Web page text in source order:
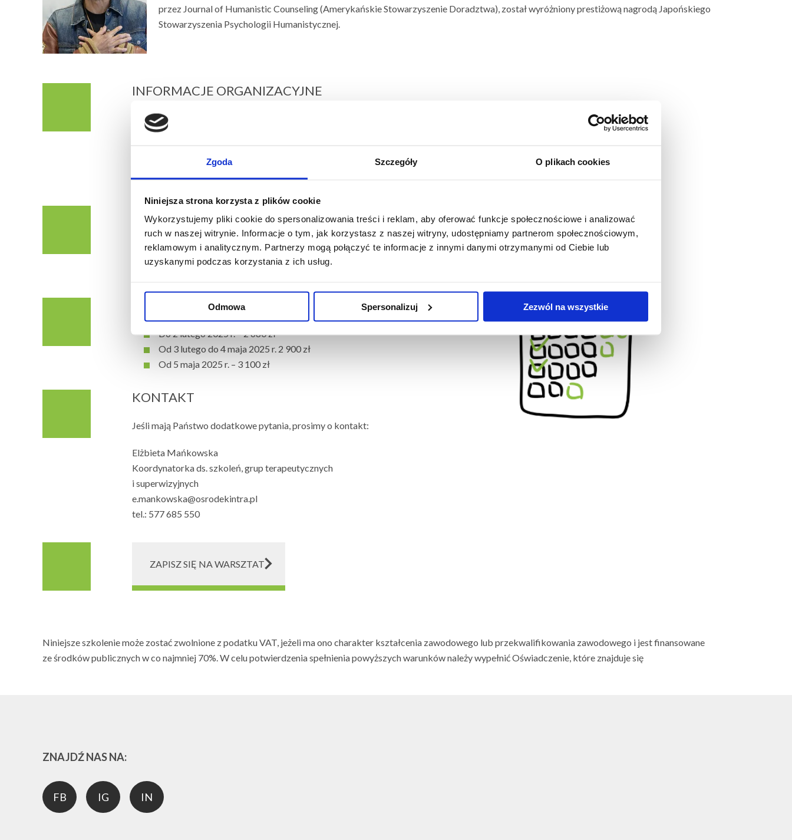
Zgoda Szczegóły O plikach cookies
Niniejsza strona korzysta z plików cookie
Wykorzystujemy pliki cookie do spersonalizowania treści i reklam, aby oferować funkcje społecznościowe i analizować
ruch w naszej witrynie. Informacje o tym, jak korzystasz z naszej witryny, udostępniamy partnerom społecznościowym,
reklamowym i analitycznym. Partnerzy mogą połączyć te informacje z innymi danymi otrzymanymi od Ciebie lub
uzyskanymi podczas korzystania z ich usług.
Odmowa Spersonalizuj Zezwól na wszystkie
przez Journal of Humanistic Counseling (Amerykańskie Stowarzyszenie Doradztwa), został wyróżniony prestiżową nagrodą Japońskiego
Stowarzyszenia Psychologii Humanistycznej.
INFORMACJE ORGANIZACYJNE
Warsztat będzie odbywał się stacjonarnie w siedzibie
Ośrodka Intra przy ulicy Bajana 40.
Podczas zajęć przewidziana jest praca w małych,
kilkuosobowych grupach.
TERMIN
1-3 lipca 2025 r. (wtorek-czwartek).
Zajęcia będą odbywać się w godzinach 9:30 -17:30
Do 2 lutego 2025 r. – 2 680 zł
Od 3 lutego do 4 maja 2025 r. 2 900 zł
Od 5 maja 2025 r. – 3 100 zł
KONTAKT
Jeśli mają Państwo dodatkowe pytania, prosimy o kontakt:
Elżbieta Mańkowska
Koordynatorka ds. szkoleń, grup terapeutycznych
i superwizyjnych
e.mankowska@osrodekintra.pl
tel.: 577 685 550
ZAPISZ SIĘ NA WARSZTAT
Niniejsze szkolenie może zostać zwolnione z podatku VAT, jeżeli ma ono charakter kształcenia zawodowego lub przekwalifikowania zawodowego i jest finansowane
ze środków publicznych w co najmniej 70%. W celu potwierdzenia spełnienia powyższych warunków należy wypełnić Oświadczenie, które znajduje się
ZNAJDŹ NAS NA:
FB IG IN